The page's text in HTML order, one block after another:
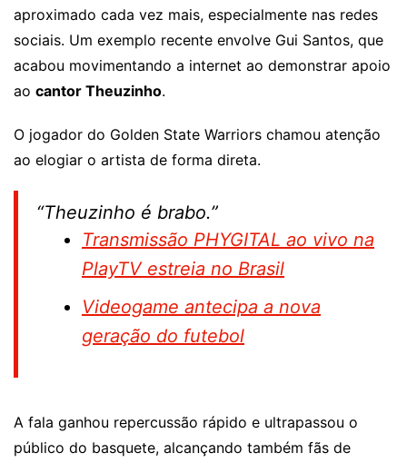
aproximado cada vez mais, especialmente nas redes
sociais. Um exemplo recente envolve Gui Santos, que
acabou movimentando a internet ao demonstrar apoio
ao cantor Theuzinho.
O jogador do Golden State Warriors chamou atenção
ao elogiar o artista de forma direta.
“Theuzinho é brabo.”
Transmissão PHYGITAL ao vivo na
PlayTV estreia no Brasil
Videogame antecipa a nova
geração do futebol
A fala ganhou repercussão rápido e ultrapassou o
público do basquete, alcançando também fãs de